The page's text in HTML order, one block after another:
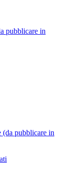
pubblicare in
(da pubblicare in